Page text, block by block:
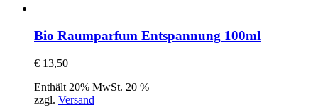
Bio Raumparfum Entspannung 100ml
€ 13,50
Enthält 20% MwSt. 20 %
zzgl. Versand